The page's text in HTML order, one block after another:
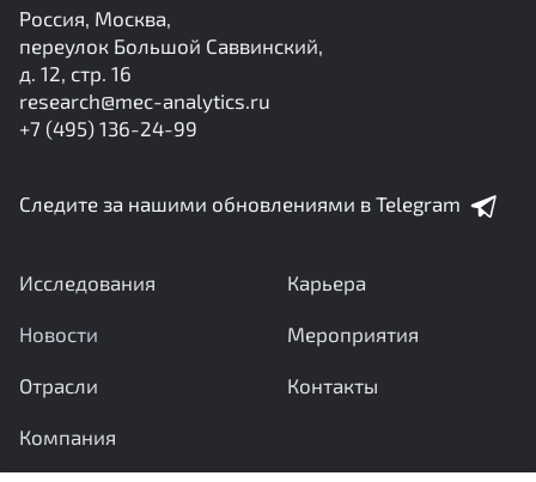
Россия, Москва,
переулок Большой Саввинский,
д. 12, стр. 16
research@mec-analytics.ru
+7 (495) 136-24-99
Следите за нашими обновлениями в Telegram
Исследования
Новости
Отрасли
Компания
Карьера
Мероприятия
Контакты